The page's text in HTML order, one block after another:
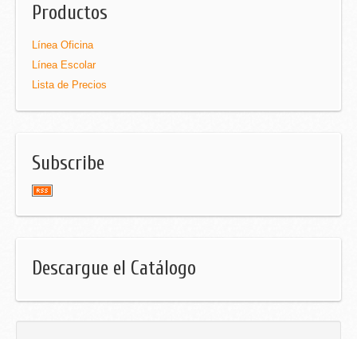
Productos
Línea Oficina
Línea Escolar
Lista de Precios
Subscribe
Descargue el Catálogo